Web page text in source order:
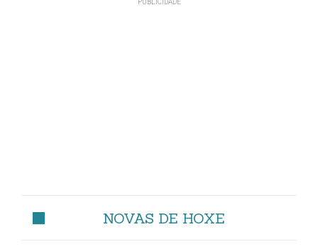
NOVAS DE HOXE